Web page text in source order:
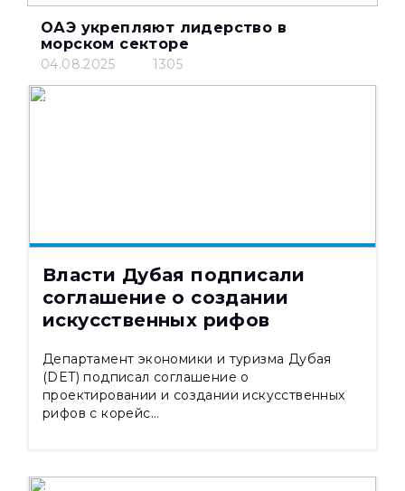
ОАЭ укрепляют лидерство в
морском секторе
04.08.2025 1305
Власти Дубая подписали
соглашение о создании
искусственных рифов
Департамент экономики и туризма Дубая
(DET) подписал соглашение о
проектировании и создании искусственных
рифов с корейс...